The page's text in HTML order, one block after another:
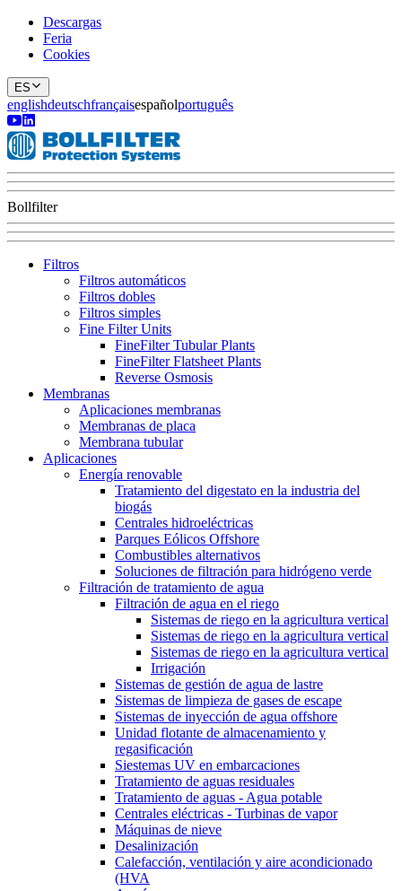
Descargas
Feria
Cookies
ES
englishdeutschfrançaisespañolportuguês
Bollfilter
Filtros
Filtros automáticos
Filtros dobles
Filtros simples
Fine Filter Units
FineFilter Tubular Plants
FineFilter Flatsheet Plants
Reverse Osmosis
Membranas
Aplicaciones membranas
Membranas de placa
Membrana tubular
Aplicaciones
Energía renovable
Tratamiento del digestato en la industria del
biogás
Centrales hidroeléctricas
Parques Eólicos Offshore
Combustibles alternativos
Soluciones de filtración para hidrógeno verde
Filtración de tratamiento de agua
Filtración de agua en el riego
Sistemas de riego en la agricultura vertical
Sistemas de riego en la agricultura vertical
Sistemas de riego en la agricultura vertical
Irrigación
Sistemas de gestión de agua de lastre
Sistemas de limpieza de gases de escape
Sistemas de inyección de agua offshore
Unidad flotante de almacenamiento y
regasificación
Siestemas UV en embarcaciones
Tratamiento de aguas residuales
Tratamiento de aguas - Agua potable
Centrales eléctricas - Turbinas de vapor
Máquinas de nieve
Desalinización
Calefacción, ventilación y aire acondicionado
(HVA